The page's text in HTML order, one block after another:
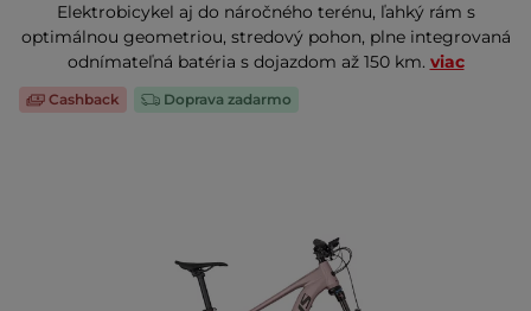
Elektrobicykel aj do náročného terénu, ľahký rám s
optimálnou geometriou, stredový pohon, plne integrovaná
odnímateľná batéria s dojazdom až 150 km. viac
Cashback Doprava zadarmo